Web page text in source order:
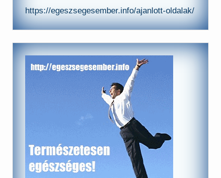
https://egeszsegesember.info/ajanlott-oldalak/